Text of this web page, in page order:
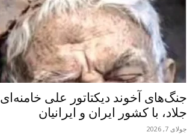
جنگ‌های آخوند دیکتاتور علی خامنه‌ای
جلاد، با کشور ایران و ایرانیان
جولای 7, 2026